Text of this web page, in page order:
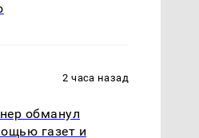
2 часа назад
обманул
газет и